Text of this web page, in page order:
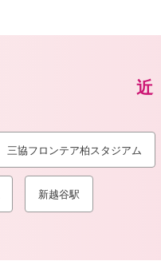
三協フロンテア柏スタジアム
新越谷駅